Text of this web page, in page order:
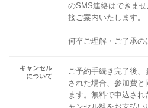
のSMS連絡はできま
接ご案内いたします。
何卒ご理解・ご了承の
キャンセル
について
ご予約手続き完了後
された場合、参加費と
ます。無料で申込さ